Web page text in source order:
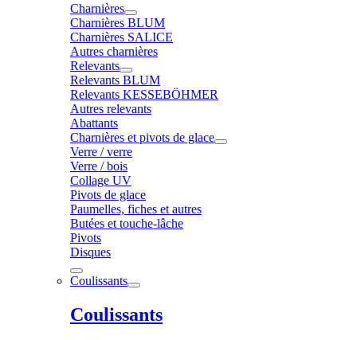
Charnières
Charnières BLUM
Charnières SALICE
Autres charnières
Relevants
Relevants BLUM
Relevants KESSEBÖHMER
Autres relevants
Abattants
Charnières et pivots de glace
Verre / verre
Verre / bois
Collage UV
Pivots de glace
Paumelles, fiches et autres
Butées et touche-lâche
Pivots
Disques
Coulissants
Coulissants